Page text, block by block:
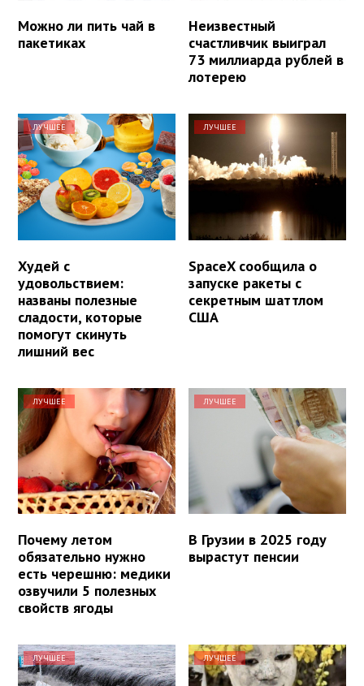
Можно ли пить чай в
пакетиках
Неизвестный
счастливчик выиграл
73 миллиарда рублей в
лотерею
ЛУЧШЕЕ
Худей с
удовольствием:
названы полезные
сладости, которые
помогут скинуть
лишний вес
ЛУЧШЕЕ
SpaceX сообщила о
запуске ракеты с
секретным шаттлом
США
ЛУЧШЕЕ
Почему летом
обязательно нужно
есть черешню: медики
озвучили 5 полезных
свойств ягоды
ЛУЧШЕЕ
В Грузии в 2025 году
вырастут пенсии
ЛУЧШЕЕ ЛУЧШЕЕ